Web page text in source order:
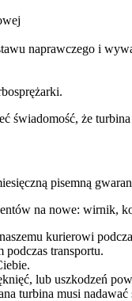
naprawczego i
świadomość, że
pisemną
na nowe: wirnik,
kurierowi
podczas transportu.
lub uszkodzeń
turbina musi